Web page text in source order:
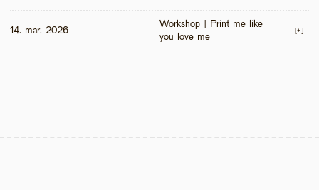
14. mar. 2026
Workshop | Print me like
you love me
[+]